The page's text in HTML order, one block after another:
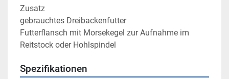
Zusatz
gebrauchtes Dreibackenfutter
Futterflansch mit Morsekegel zur Aufnahme im
Reitstock oder Hohlspindel
Spezifikationen